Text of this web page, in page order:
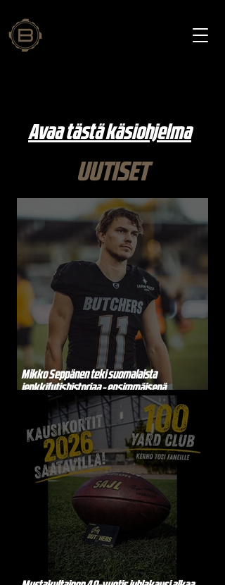
Avaa tästä käsiohjelma
UUTISET
Mikko Seppänen teki suomalaista
jenkkifutishistoriaa - ensimmäisenä
suomalaisena yli 10 000 all purpose -jaardia
Vaahteraliigassa